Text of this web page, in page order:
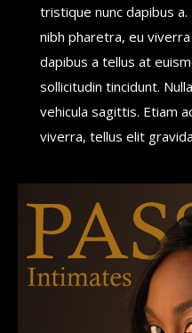
tristique nunc dapibus
nibh pharetra, eu
dapibus a tellus at
sollicitudin tincidunt.
vehicula sagittis. Etiam
viverra, tellus elit